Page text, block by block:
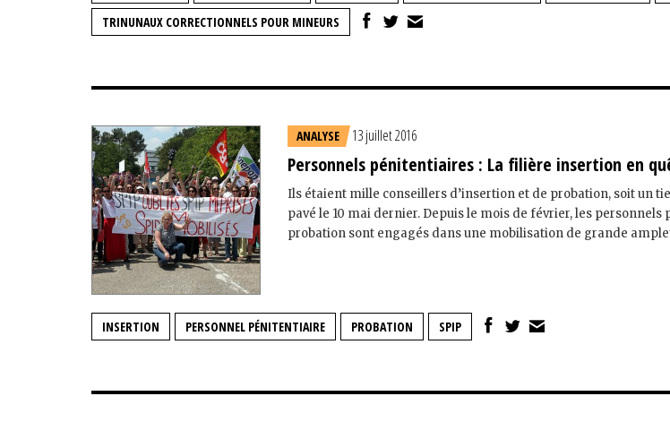
TRINUNAUX CORRECTIONNELS POUR MINEURS
ANALYSE 13 juillet 2016
Personnels pénitentiaires : La filière insertion en
Ils étaient mille conseillers d’insertion et de probation, soit un
pavé le 10 mai dernier. Depuis le mois de février, les
probation sont engagés dans une mobilisation de grande
INSERTION PERSONNEL PÉNITENTIAIRE PROBATION SPIP